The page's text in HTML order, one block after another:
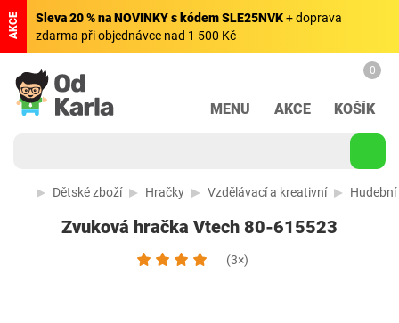
AKCE Sleva 20 % na NOVINKY s kódem SLE25NVK+ doprava
zdarma při objednávce nad 1 500 Kč
MENU AKCE
0
KOŠÍK
Dětské zboží Hračky Vzdělávací a kreativní
Zvuková hračka Vtech 80-615523
(3×)